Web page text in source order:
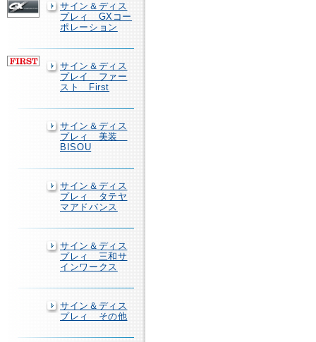
サイン＆ディス
プレィ GXコー
ポレーション
サイン＆ディス
プレイ ファー
スト First
サイン＆ディス
プレィ 美装
BISOU
サイン＆ディス
プレィ タテヤ
マアドバンス
サイン＆ディス
プレィ 三和サ
インワークス
サイン＆ディス
プレィ その他